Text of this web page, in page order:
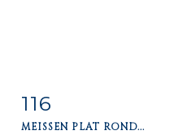
Item detail
116
MEISSEN PLAT ROND...